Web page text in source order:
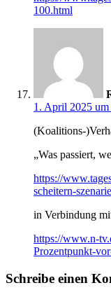
100.html
1. April 2025
(Koalitions-
„Was passiert,
https://
scheitern-
in Verbindung
https://www.n-
Prozentpunkt-
Schreibe einen